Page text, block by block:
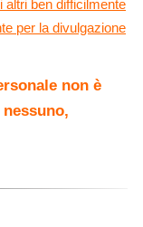
altri ben difficilmente
per la divulgazione
non è